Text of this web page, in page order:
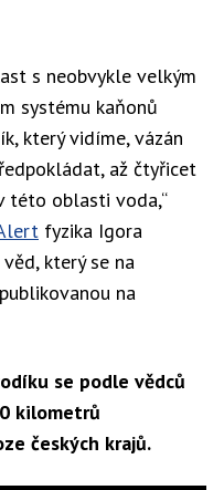
s neobvykle velkým
systému kaňonů
který vidíme, vázán
až čtyřicet
této oblasti voda,“
fyzika Igora
který se na
na
se podle vědců
kilometrů
českých krajů.